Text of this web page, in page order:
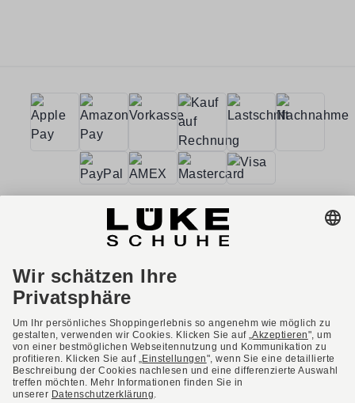
AGB Barrierefreiheit
Impressum
Datenschutzerklärung
Datenschutzeinstellungen